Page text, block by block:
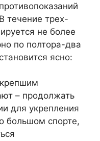
течение трех-
не более
по полтора-два
ясно:
– продолжать
для укрепления
большом спорте,